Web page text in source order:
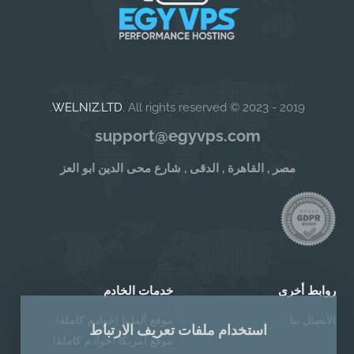
2019 - 2023 ©
WELNIZ.LTD. All rights reserved.
support@egyvps.com
مصر , القاهرة , الدقى , شارع محى الدين ابو العز
روابط أخرى
الأتصال بنا
خدمات الخادم
موقع ألمانيا (خوادم كاملة)
موقع امريكا (خوادم كاملة)
استخدام ملفات تعريف الارتباط